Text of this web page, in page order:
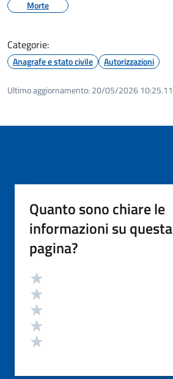
Morte
Categorie:
Anagrafe e stato civile Autorizzazioni
Ultimo aggiornamento: 20/05/2026 10:25.11
Quanto sono chiare le
informazioni su questa
pagina?
Valutazione